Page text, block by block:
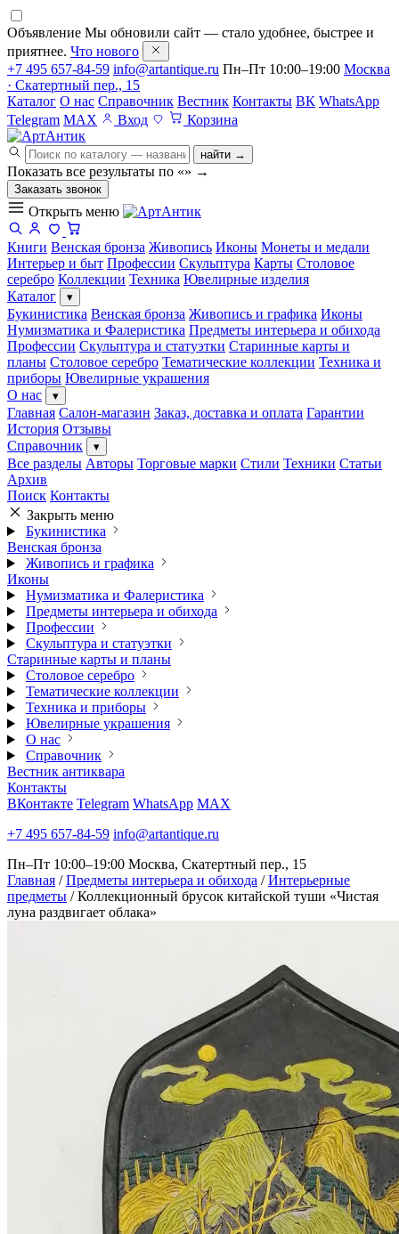
Объявление Мы обновили сайт — стало удобнее, быстрее и
приятнее. Что нового
+7 495 657-84-59 info@artantique.ru Пн–Пт 10:00–19:00 Москва
· Скатертный пер., 15
Каталог О нас Справочник Вестник Контакты ВК WhatsApp
Telegram MAX Вход Корзина
найти →
Показать все результаты по «» →
Заказать звонок
Открыть меню
Книги Венская бронза Живопись Иконы Монеты и медали
Интерьер и быт Профессии Скульптура Карты Столовое
серебро Коллекции Техника Ювелирные изделия
Каталог
▾
Букинистика Венская бронза Живопись и графика Иконы
Нумизматика и Фалеристика Предметы интерьера и обихода
Профессии Скульптура и статуэтки Старинные карты и
планы Столовое серебро Тематические коллекции Техника и
приборы Ювелирные украшения
О нас
▾
Главная Салон-магазин Заказ, доставка и оплата Гарантии
История Отзывы
Справочник
▾
Все разделы Авторы Торговые марки Стили Техники Статьи
Архив
Поиск Контакты
Закрыть меню
Букинистика
Венская бронза
Живопись и графика
Иконы
Нумизматика и Фалеристика
Предметы интерьера и обихода
Профессии
Скульптура и статуэтки
Старинные карты и планы
Столовое серебро
Тематические коллекции
Техника и приборы
Ювелирные украшения
О нас
Справочник
Вестник антиквара
Контакты
ВКонтакте Telegram WhatsApp MAX
+7 495 657-84-59 info@artantique.ru
Пн–Пт 10:00–19:00 Москва, Скатертный пер., 15
Главная / Предметы интерьера и обихода / Интерьерные
предметы / Коллекционный брусок китайской туши «Чистая
луна раздвигает облака»